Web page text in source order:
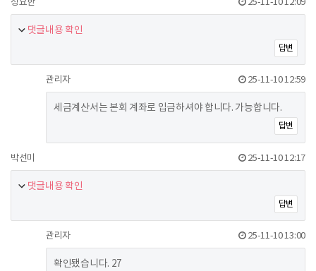
정요한 25-11-10 12:09
댓글내용 확인
답변
관리자 25-11-10 12:59
세금계산서는 본회 계좌로 입금하셔야 합니다. 가능합니다.
답변
박선미 25-11-10 12:17
댓글내용 확인
답변
관리자 25-11-10 13:00
확인됐습니다. 27